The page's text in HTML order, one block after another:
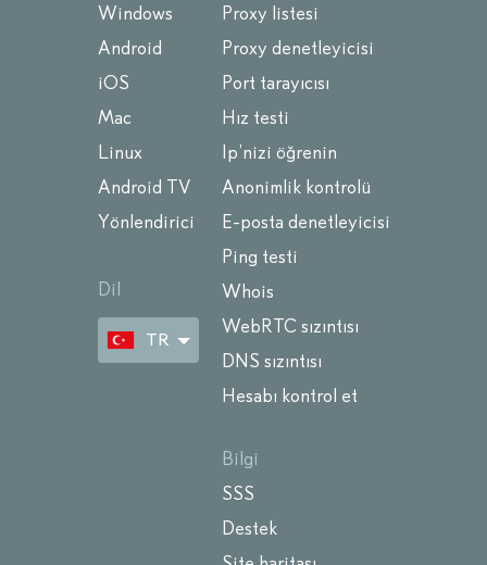
Windows
Android
iOS
Mac
Linux
Android TV
Yönlendirici
Dil
TR
Proxy listesi
Proxy denetleyicisi
Port tarayıcısı
Hız testi
Ip’nizi öğrenin
Anonimlik kontrolü
E-posta denetleyicisi
Ping testi
Whois
WebRTC sızıntısı
DNS sızıntısı
Hesabı kontrol et
Bilgi
SSS
Destek